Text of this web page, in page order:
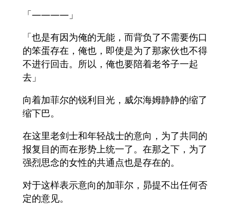
「――――」
「也是有因为俺的无能，而背负了不需要伤口
的笨蛋存在，俺也，即使是为了那家伙也不得
不进行回击。所以，俺也要陪着老爷子一起
去」
向着加菲尔的锐利目光，威尔海姆静静的缩了
缩下巴。
在这里老剑士和年轻战士的意向，为了共同的
报复目的而在形势上统一了。在那之下，为了
强烈思念的女性的共通点也是存在的。
对于这样表示意向的加菲尔，昴提不出任何否
定的意见。